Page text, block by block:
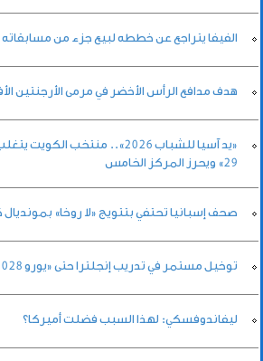
الفيفا يتراجع عن خططه لبيع جزء من
هدف مدافع الرأس الأخضر في مرمى الأرجنتين
29» ويحرز المركز الخامس
صحف إسبانيا تحتفي بتتويج «لا روخا» بمونديال
توخيل مستمر في تدريب إنجلترا حتى «يورو 2028»
ليفاندوفسكي: لهذا السبب فضلت أميركا؟